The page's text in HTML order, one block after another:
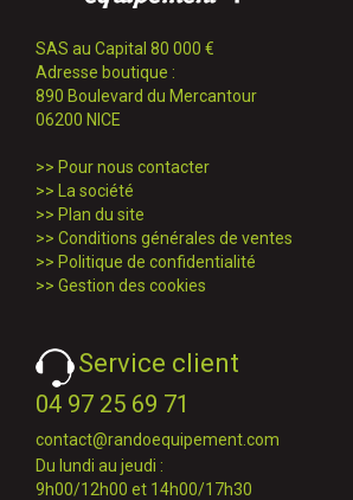
SAS au Capital 80 000 €
Adresse boutique :
890 Boulevard du Mercantour
06200 NICE
>> Pour nous contacter
>>
La société
>> Plan du site
>> Conditions générales de ventes
>> Politique de confidentialité
>> Gestion des cookies
Service client
04 97 25 69 71
contact@randoequipement.com
Du lundi au jeudi :
9h00/12h00 et 14h00/17h30